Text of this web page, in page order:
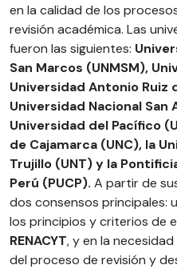
en la calidad de los
revisión académica. Las
fueron las siguientes:
San Marcos (UNMSM),
Universidad Antonio Ruiz
Universidad Nacional San
Universidad del Pacífico
de Cajamarca (UNC), la
Trujillo (UNT) y la
Perú (PUCP). A partir de
dos consensos principales:
los principios y criterios de
RENACYT, y en la
del proceso de revisión y